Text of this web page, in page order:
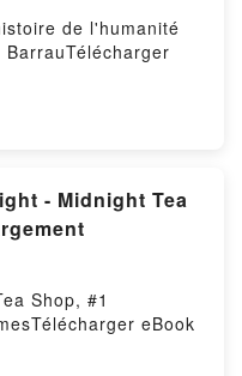
de l'humanité
de l'humanité
défi de l'histoire
Le plus grand
Barrau Lire
l'histoire de
Le plus grand
Barrau VK,
l'humanité
grand défi de
- Midnight Tea
Shop, #1
eBook